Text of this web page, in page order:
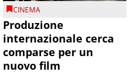
CINEMA
Produzione
internazionale cerca
comparse per un
nuovo film